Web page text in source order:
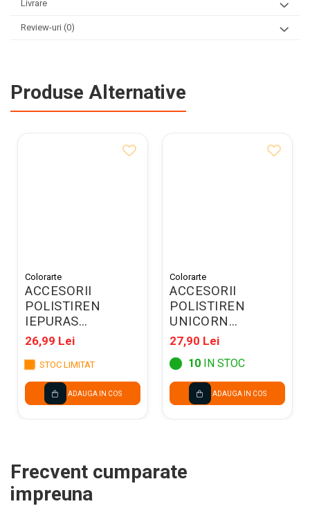
Livrare
Review-uri (0)
Produse Alternative
Colorarte
ACCESORII
POLISTIREN
IEPURAS
3.5*25.5*12CM
A1378
26,99 Lei
STOC LIMITAT
ADAUGA IN COS
Colorarte
ACCESORII
POLISTIREN
UNICORN
12*18*7CM A1410
27,90 Lei
10 IN STOC
ADAUGA IN COS
Frecvent cumparate
impreuna